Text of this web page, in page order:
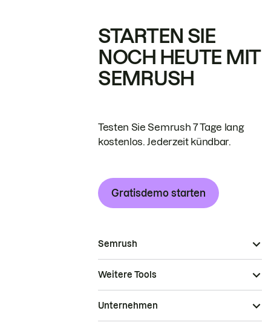
STARTEN SIE
NOCH HEUTE MIT
SEMRUSH
Testen Sie Semrush 7 Tage lang
kostenlos. Jederzeit kündbar.
Gratisdemo starten
Semrush
Weitere Tools
Unternehmen